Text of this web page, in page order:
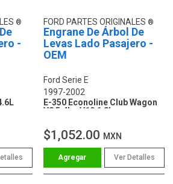
-
FORD PARTES ORIGINALES
Engrane De Árbol De
Levas Lado Pasajero -
OEM
Ford Serie E
1997-2002
E-350 Econoline Club Wagon
V8 5.4L - V10 6.8L
$1,052.00 MXN
Ver Detalles